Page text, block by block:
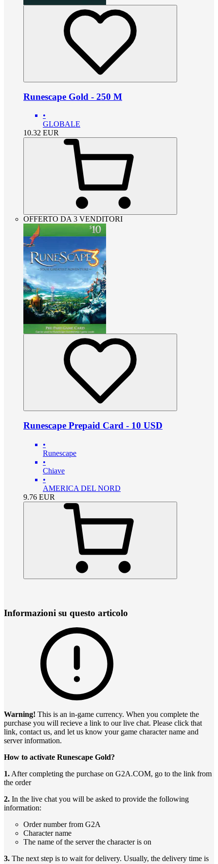
Runescape Gold - 250 M
•
GLOBALE
10.32 EUR
OFFERTO DA 3 VENDITORI
Runescape Prepaid Card - 10 USD
•
Runescape
•
Chiave
•
AMERICA DEL NORD
9.76 EUR
Informazioni su questo articolo
Warning! This is an in-game currency. When you complete the
purchase you will recieve a link to our live chat. Please click that
link, contact us, and let us know your game character name and
server information.
How to activate Runescape Gold?
1. After completing the purchase on G2A.COM, go to the link from
the order
2. In the live chat you will be asked to provide the following
information:
Order number from G2A
Character name
The name of the server the character is on
3. The next step is to wait for delivery. Usually, the delivery time is